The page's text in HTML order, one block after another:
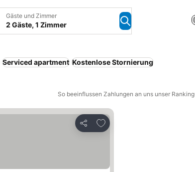
Gäste und Zimmer
2 Gäste, 1 Zimmer
Serviced apartment Kostenlose Stornierung
So beeinflussen Zahlungen an uns unser Ranking
Teilen
Zu Favoriten hinzufügen